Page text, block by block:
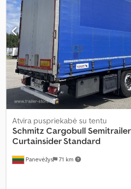
Panevėžys 71 km
Atvira puspriekabė su tentu
Schmitz Cargobull Semitrailer
Curtainsider Standard